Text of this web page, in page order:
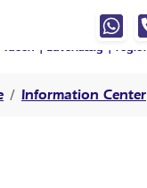
die
Ideen | zuverlässig |
Information Center